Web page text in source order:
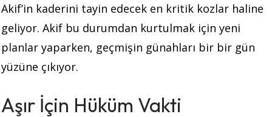
Akif’in kaderini tayin edecek en kritik kozlar haline
geliyor. Akif bu durumdan kurtulmak için yeni
planlar yaparken, geçmişin günahları bir bir gün
yüzüne çıkıyor.
Aşır İçin Hüküm Vakti